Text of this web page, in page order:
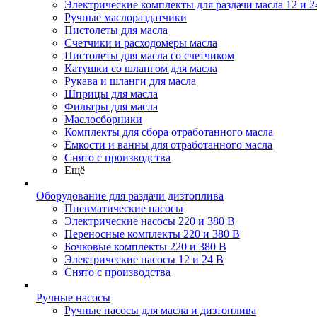
Электрические комплекты для раздачи масла 12 и
Ручные маслораздатчики
Пистолеты для масла
Счетчики и расходомеры масла
Пистолеты для масла со счетчиком
Катушки со шлангом для масла
Рукава и шланги для масла
Шприцы для масла
Фильтры для масла
Маслосборники
Комплекты для сбора отработанного масла
Ёмкости и ванны для отработанного масла
Снято с производства
Ещё
Оборудование для раздачи дизтоплива
Пневматические насосы
Электрические насосы 220 и 380 В
Переносные комплекты 220 и 380 В
Бочковые комплекты 220 и 380 В
Электрические насосы 12 и 24 В
Снято с производства
Ручные насосы
Ручные насосы для масла и дизтоплива